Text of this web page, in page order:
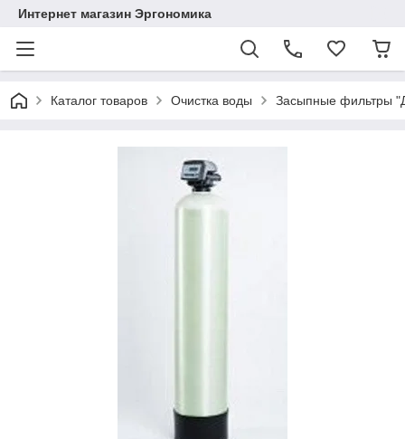
Интернет магазин Эргономика
Каталог товаров Очистка воды Засыпные фильтры